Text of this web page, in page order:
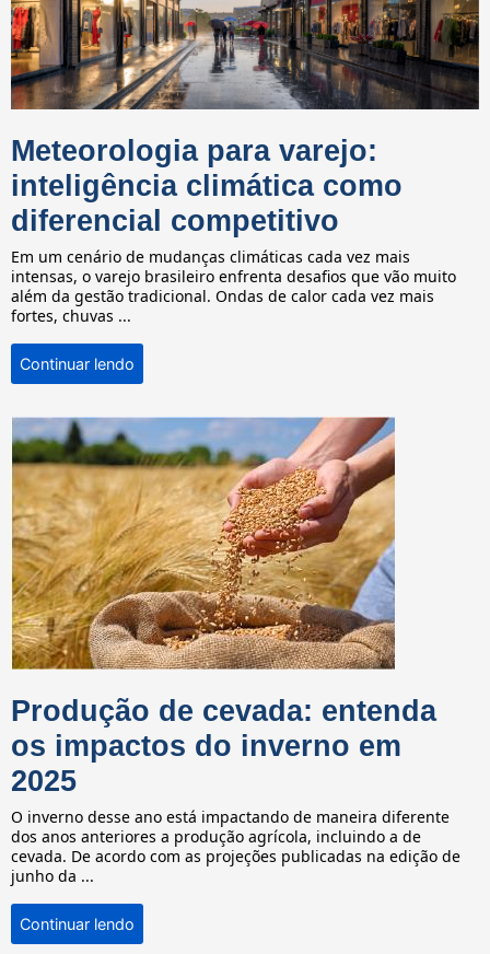
Meteorologia para varejo:
inteligência climática como
diferencial competitivo
Em um cenário de mudanças climáticas cada vez mais
intensas, o varejo brasileiro enfrenta desafios que vão muito
além da gestão tradicional. Ondas de calor cada vez mais
fortes, chuvas ...
Continuar lendo
Produção de cevada: entenda
os impactos do inverno em
2025
O inverno desse ano está impactando de maneira diferente
dos anos anteriores a produção agrícola, incluindo a de
cevada. De acordo com as projeções publicadas na edição de
junho da ...
Continuar lendo